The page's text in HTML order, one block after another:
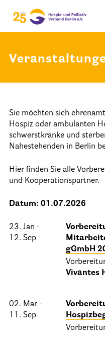
Satzung
Vorstand
Betreuung
Sie möchten sich
Hospiz oder ambulanten
schwerstkranke und
Nahestehenden in Berlin
Hier finden Sie alle
und Kooperationspartner.
Datum: 01.07.2026
23. Jan -
12. Sep
gGmbH
Vivantes
02. Mar -
11. Sep